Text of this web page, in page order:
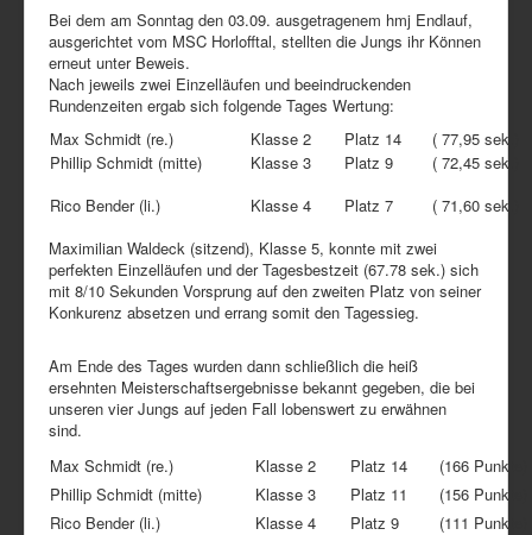
Bei dem am Sonntag den 03.09. ausgetragenem hmj Endlauf,
ausgerichtet vom MSC Horlofftal, stellten die Jungs ihr Können
erneut unter Beweis.
Nach jeweils zwei Einzelläufen und beeindruckenden
Rundenzeiten ergab sich folgende Tages Wertung:
Max Schmidt (re.)
Klasse 2 Platz 14
( 77,95 sek.)
Phillip Schmidt (mitte)
Klasse 3 Platz 9
( 72,45 sek.)
Rico Bender (li.)
Klasse 4 Platz 7
( 71,60 sek.)
Maximilian Waldeck (sitzend), Klasse 5, konnte mit zwei
perfekten Einzelläufen und der Tagesbestzeit (67.78 sek.) sich
mit 8/10 Sekunden Vorsprung auf den zweiten Platz von seiner
Konkurenz absetzen und errang somit den Tagessieg.
Am Ende des Tages wurden dann schließlich die heiß
ersehnten Meisterschaftsergebnisse bekannt gegeben, die bei
unseren vier Jungs auf jeden Fall lobenswert zu erwähnen
sind.
Max Schmidt (re.)
Klasse 2 Platz 14
(166 Punkte)
Phillip Schmidt (mitte)
Klasse 3 Platz 11
(156 Punkte)
Rico Bender (li.)
Klasse 4 Platz 9
(111 Punkte)